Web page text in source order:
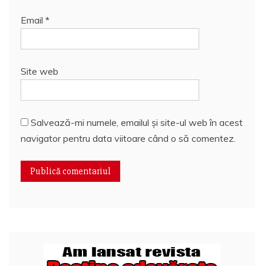
Email *
Site web
Salvează-mi numele, emailul și site-ul web în acest
navigator pentru data viitoare când o să comentez.